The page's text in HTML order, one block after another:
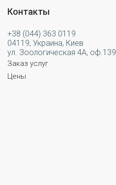
Контакты
+38 (044) 363 0119
04119, Украина, Киев
ул. Зоологическая 4А, оф.139
Заказ услуг
Цены